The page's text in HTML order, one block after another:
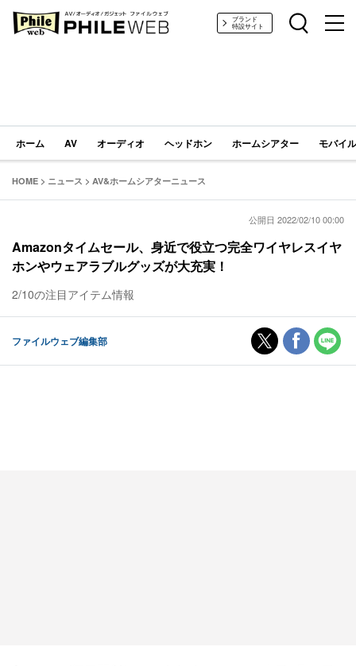
PHILE WEB｜AV/オーディオ/ガジェットブランド
特設サイト
ホーム AV オーディオ ヘッドホン ホームシアター モバイ
HOME > ニュース > AV&ホームシアターニュース
公開日 2022/02/10 00:00
Amazonタイムセール、身近で役立つ完全ワイヤレスイヤ
ホンやウェアラブルグッズが大充実！
2/10の注目アイテム情報
ファイルウェブ編集部